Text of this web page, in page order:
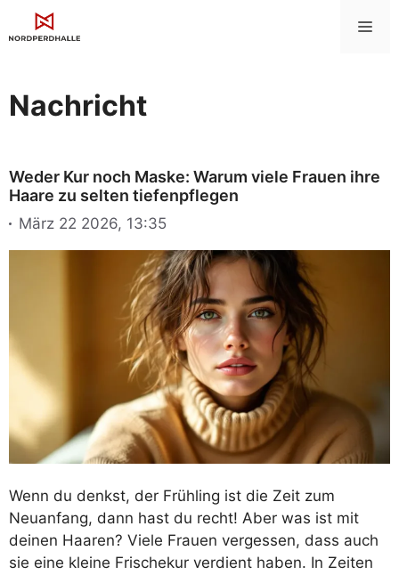
Inhalt
Nachricht
Weder Kur noch Maske: Warum viele Frauen ihre
Haare zu selten tiefenpflegen
März 22 2026, 13:35
Wenn du denkst, der Frühling ist die Zeit zum
Neuanfang, dann hast du recht! Aber was ist mit
deinen Haaren? Viele Frauen vergessen, dass auch
sie eine kleine Frischekur verdient haben. In Zeiten